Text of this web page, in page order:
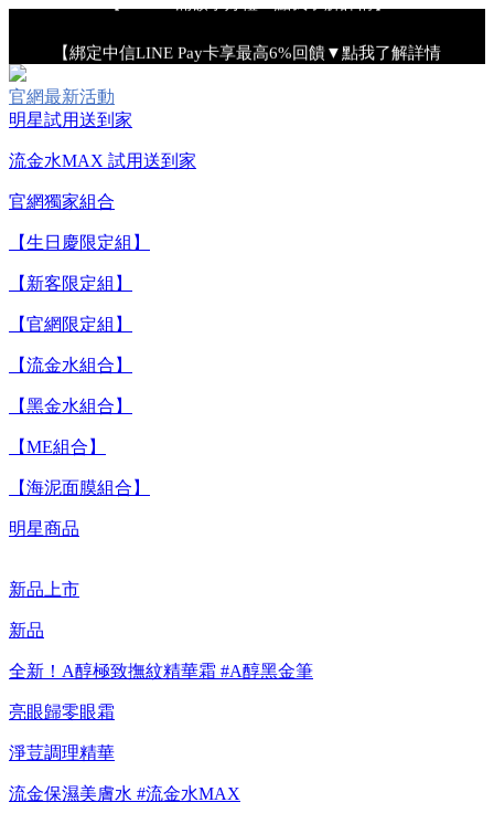
【重要公告】IPSA 無法驗證非官方通路銷售之品牌商品的真實
性，也無法協助此類商品的售後服務
【全新流金水MAX 百元試用送到家！再享回購金】▼點我立
【8/4-8/9 單筆消費滿$3,000現折$300】
【8/4-8/9 新客LINE購物導購滿$2,000送100點LINE
【綁定中信LINE Pay卡享最高6%回饋▼點我了解詳情
官網最新活動
明星試用送到家
流金水MAX 試用送到家
官網獨家組合
【生日慶限定組】
【新客限定組】
【官網限定組】
【流金水組合】
【黑金水組合】
【ME組合】
【海泥面膜組合】
明星商品
新品上市
新品
全新！A醇極致撫紋精華霜 #A醇黑金筆
亮眼歸零眼霜
淨荳調理精華
流金保濕美膚水 #流金水MAX